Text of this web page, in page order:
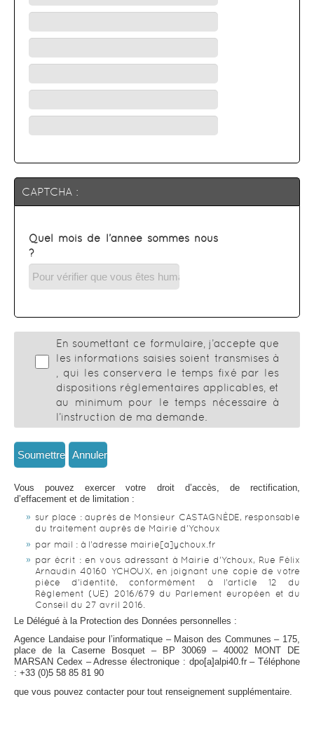
CAPTCHA :
Quel mois de l’année sommes nous
?
En soumettant ce formulaire, j’accepte que
les informations saisies soient transmises à
, qui les conservera le temps fixé par les
dispositions réglementaires applicables, et
au minimum pour le temps nécessaire à
l’instruction de ma demande.
Vous pouvez exercer votre droit d’accès, de rectification,
d’effacement et de limitation :
sur place : auprès de Monsieur CASTAGNÈDE, responsable
du traitement auprès de Mairie d’Ychoux
par mail : à l’adresse mairie[a]ychoux.fr
par écrit : en vous adressant à Mairie d’Ychoux, Rue Félix
Arnaudin 40160 YCHOUX, en joignant une copie de votre
pièce d’identité, conformément à l’article 12 du
Règlement (UE) 2016/679 du Parlement européen et du
Conseil du 27 avril 2016.
Le Délégué à la Protection des Données personnelles :
Agence Landaise pour l’informatique – Maison des Communes – 175,
place de la Caserne Bosquet – BP 30069 – 40002 MONT DE
MARSAN Cedex – Adresse électronique : dpo[a]alpi40.fr – Téléphone
: +33 (0)5 58 85 81 90
que vous pouvez contacter pour tout renseignement supplémentaire.